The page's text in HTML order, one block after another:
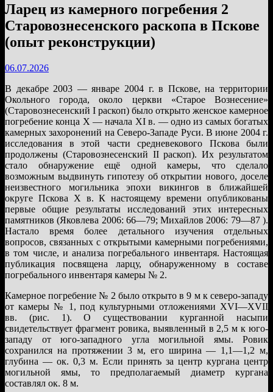
Ларец из камерного погребения 2
Старовознесенского раскопа в Пскове
(опыт реконструкции)
06.07.2026
В декабре 2003 — январе 2004 г. в Пскове, на территории
Окольного города, около церкви «Старое Вознесение»
(Старовознесенский I раскоп) было открыто женское камерное
погребение конца X — начала XI в. — одно из самых богатых
камерных захоронений на Северо-Западе Руси. В июне 2004 г.
исследования в этой части средневекового Пскова были
продолжены (Старовознесенский II раскоп). Их результатом
стало обнаружение ещё одной камеры, что сделало
возможным выдвинуть гипотезу об открытии нового, доселе
неизвестного могильника эпохи викингов в ближайшей
округе Пскова X в. К настоящему времени опубликованы
первые общие результаты исследований этих интересных
памятников (Яковлева 2006: 66—79; Михайлов 2006: 79—87 ).
Настало время более детального изучения отдельных
вопросов, связанных с открытыми камерными погребениями,
в том числе, и анализа погребального инвентаря. Настоящая
публикация посвящена ларцу, обнаруженному в составе
погребального инвентаря камеры № 2.
Камерное погребение № 2 было открыто в 9 м к северо-западу
от камеры № 1, под культурными отложениями XVI—XVII
вв. (рис. 1). О существовании курганной насыпи
свидетельствует фрагмент ровика, выявленный в 2,5 м к юго-
западу от юго-западного угла могильной ямы. Ровик
сохранился на протяжении 3 м, его ширина — 1,1—1,2 м,
глубина — ок. 0,3 м. Если принять за центр кургана центр
могильной ямы, то предполагаемый диаметр кургана
составлял ок. 8 м.